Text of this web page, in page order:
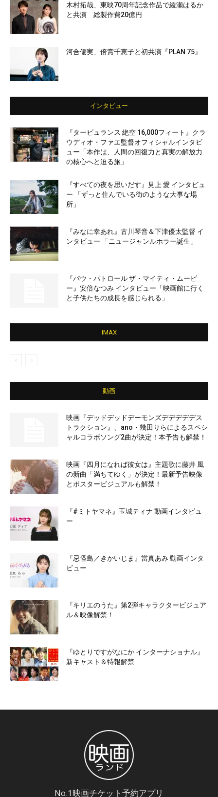
木村拓哉、東映70周年記念作品で綾瀬はるか
と共演 総製作費20億円
河合優実、倍賞千恵子と初共演『PLAN 75』
インタビュー
『タービュランス 絶空 16,000フィート』クラ
ウディオ・ファエ監督オフィシャルインタビ
ュー「本作は、人間の回復力と真実の解放力
の核心へと迫る旅」
『すべての夜を思いだす』見上 愛 インタビュ
ー 「ずっと住んでいる街のような大事な場
所」
『みなに幸あれ』古川琴音＆下津優太監督 イ
ンタビュー 「ニュージャンルホラー誕生」
『パウ・パトロール ザ・マイティ・ムービ
ー』安倍なつみ インタビュー「映画館に行く
と子供たちの成長を感じられる」
IMAX
動画
映画『デッドデッドデーモンズデデデデデス
トラクション』、ano・幾田りらによるスペシ
ャルコラボソング2曲が決定！本予告も解禁！
映画『四月になれば彼女は』主題歌に藤井 風
の新曲「満ちてゆく」が決定！最新予告映像
とポスタービジュアルも解禁！
『#ミトヤマネ』玉城ティナ 動画インタビュ
ー
『忌怪島／きかいじま』當真あみ 動画インタ
ビュー
『キリエのうた』第2弾キャラクタービジュア
ル＆映像解禁！
『ゆとりですがなにか インターナショナル』
新キャスト＆特報解禁
No.1映画チケット予約アプリ